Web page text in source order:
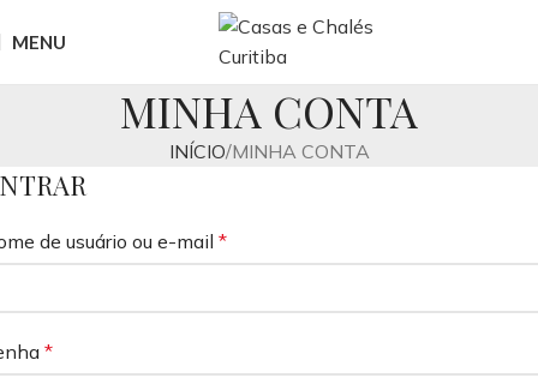
MENU
MINHA CONTA
INÍCIO MINHA CONTA
de usuário ou e-mail *
*